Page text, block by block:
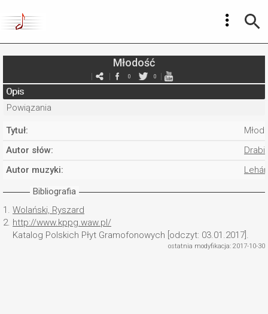
Młodość
0 0
Opis
Powiązania
Tytuł:
Autor słów:
Autor muzyki:
Bibliografia
1. Wolański, Ryszard
2. http://www.kppg.waw.pl/
Katalog Polskich Płyt Gramofonowych [odczyt: 03.01.2017].
ostatnia modyfikacja: 2017-10-30